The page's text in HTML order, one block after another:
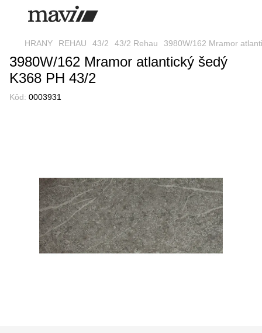
HRANY REHAU 43/2 43/2 Rehau 3980W/162 Mramor
3980W/162 Mramor atlantický šedý
K368 PH 43/2
Kôd: 0003931